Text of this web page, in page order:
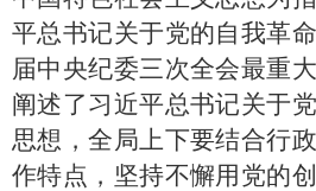
平总书记关于党的自我革
届中央纪委三次全会最重
阐述了习近平总书记关于
思想，全局上下要结合行
作特点，坚持不懈用党的